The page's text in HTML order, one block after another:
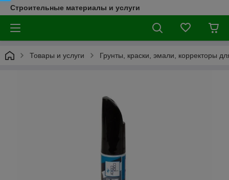
Строительные материалы и услуги
Товары и услуги Грунты, краски, эмали, корректоры